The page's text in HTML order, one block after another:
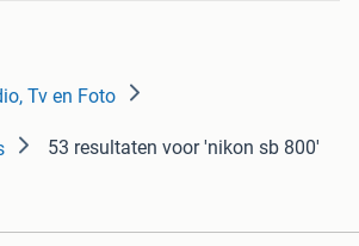
Tv en Foto
53 resultaten voor 'nikon sb 800'